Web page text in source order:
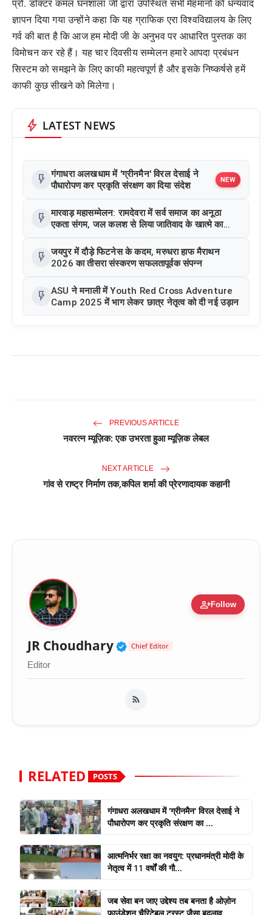
प्रो. डॉक्टर कमल घनशाला जी द्वारा उपस्थित सभी मेहमानों को धन्यवाद
ज्ञापन दिया गया उन्होंने कहा कि यह ग्राफिक एरा विश्वविद्यालय के लिए
गर्व की बात है कि आज हम मोदी जी के अनुभव पर आधारित पुस्तक का
विमोचन कर रहे हैं। यह चार दिवसीय सम्मेलन हमारे आपदा प्रबंधन
सिस्टम को समझने के लिए काफी महत्वपूर्ण है और इसके निष्कर्षसे हमें
काफी कुछ सीखने को मिलेगा।
bolt LATEST NEWS
flash_on गंगाधरा अलखधाम में 'ग्रीनमैन' विरल देसाई ने
पौधारोपण कर प्रकृति संरक्षण का दिया संदेश
NEW
flash_on मारवाड़ महासम्मेलन: रामदेवरा में सर्व समाज का अनूठा
एकता संगम, जल कलश से लिया जातिवाद के खात्मे का
flash_on जयपुर में दौड़े फिटनेस के कदम, मरुधरा हाफ मैराथन
2026 का तीसरा संस्करण सफलतापूर्वक संपन्न
flash_on ASU ने मनाली में Youth Red Cross Adventure
Camp 2025 में भाग लेकर छात्र नेतृत्व को दी नई उड़ान
PREVIOUS ARTICLE
नवरत्न म्यूज़िक: एक उभरता हुआ म्यूज़िक लेबल
NEXT ARTICLE
गांव से राष्ट्र निर्माण तक,कपिल शर्मा की प्रेरणादायक कहानी
person_addFollow
JR Choudhary Verified Public Figure
Chief Editor
Editor
RELATED POSTS
गंगाधरा अलखधाम में 'ग्रीनमैन' विरल देसाई ने
पौधारोपण कर प्रकृति संरक्षण का ...
आत्मनिर्भर रक्षा का नवयुग: प्रधानमंत्री मोदी के
नेतृत्व में 11 वर्षों की गौ...
जब सेवा बन जाए उद्देश्य तब बनता है ओज़ोन